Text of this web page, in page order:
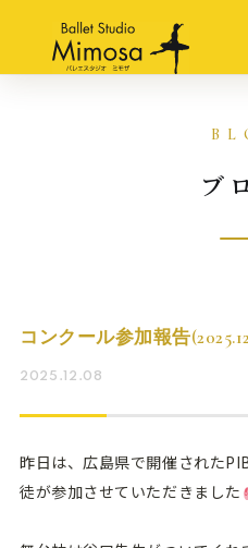
ブ
コンクール参加報告
2025.12.08
昨日は、広島県で開催された
徒が参加させていただきました